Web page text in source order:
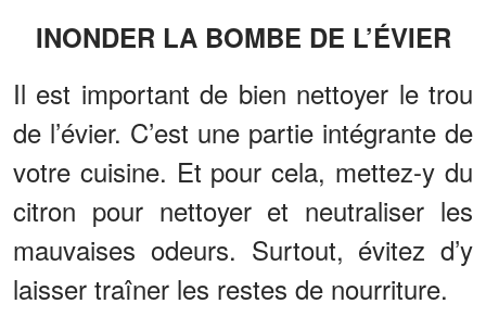
INONDER LA BOMBE DE L’ÉVIER
Il est important de bien nettoyer le trou
de l’évier. C’est une partie intégrante de
votre cuisine. Et pour cela, mettez-y du
citron pour nettoyer et neutraliser les
mauvaises odeurs. Surtout, évitez d’y
laisser traîner les restes de nourriture.